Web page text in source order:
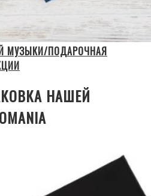
МУЗЫКИ/ПОДАРОЧНАЯ
НАШЕЙ